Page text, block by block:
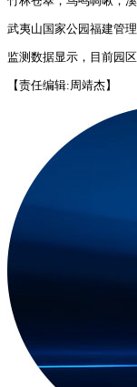
武夷山国家公园福建管
监测数据显示，目前园
【责任编辑:周靖杰】